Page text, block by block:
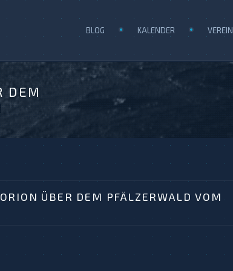
BLOG KALENDER VEREIN
DEM
ÜBER DEM PFÄLZERWALD VOM